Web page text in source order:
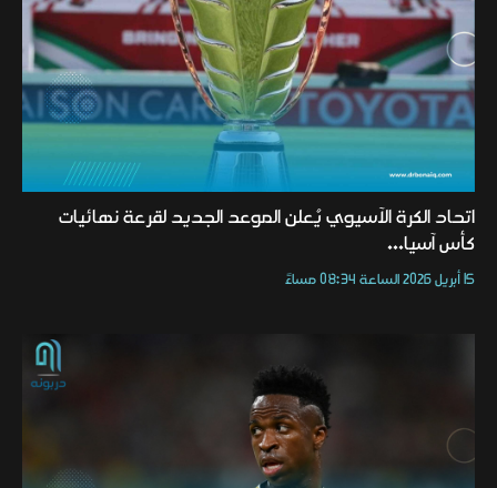
اتحاد الكرة الآسيوي يُعلن الموعد الجديد لقرعة نهائيات
كأس آسيا...
15 أبريل 2026 الساعة 08:34 مساءً